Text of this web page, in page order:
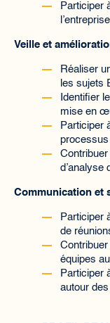
Participer
Veille et
Réaliser
les sujets
Identifier
mise en
Participer
Contribuer
d’analyse
Communication et
Participer
de
équipes
Participer
autour